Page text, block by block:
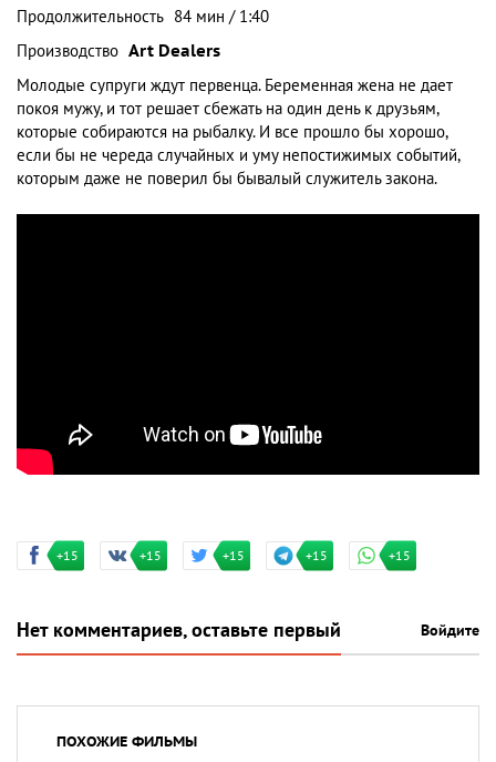
Продолжительность 84 мин / 1:40
Производство Art Dealers
Молодые супруги ждут первенца. Беременная жена не дает
покоя мужу, и тот решает сбежать на один день к друзьям,
которые собираются на рыбалку. И все прошло бы хорошо,
если бы не череда случайных и уму непостижимых событий,
которым даже не поверил бы бывалый служитель закона.
+15 +15 +15 +15 +15
Нет комментариев, оставьте первый Войдите
ПОХОЖИЕ ФИЛЬМЫ